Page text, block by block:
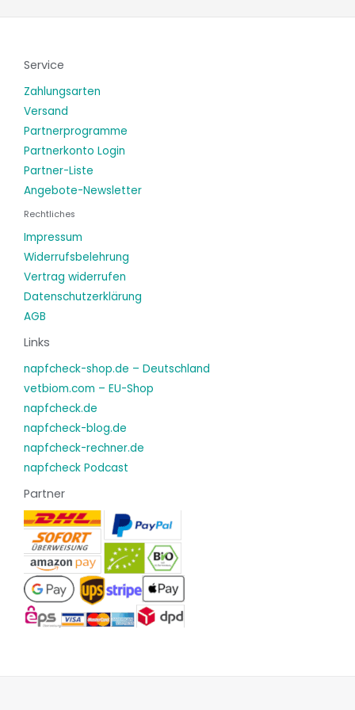
Service
Zahlungsarten
Versand
Partnerprogramme
Partnerkonto Login
Partner-Liste
Angebote-Newsletter
Rechtliches
Impressum
Widerrufsbelehrung
Vertrag widerrufen
Datenschutzerklärung
AGB
Links
napfcheck-shop.de – Deutschland
vetbiom.com – EU-Shop
napfcheck.de
napfcheck-blog.de
napfcheck-rechner.de
napfcheck Podcast
Partner